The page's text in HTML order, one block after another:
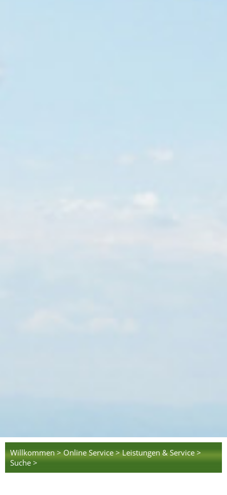
Willkommen > Online Service > Leistungen & Service >
Suche >